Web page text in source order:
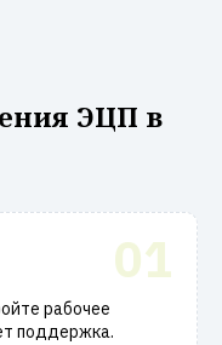
ЭЦП в
01
рабочее
поддержка.